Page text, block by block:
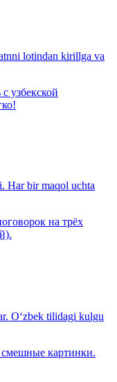
lotindan kirillga va
узбекской
Har bir maqol uchta
на трёх
O‘zbek tilidagi kulgu
картинки.